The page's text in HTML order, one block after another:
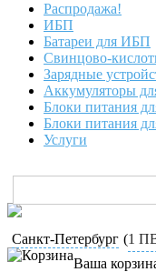
Распродажа!
ИБП
Батареи для ИБП
Свинцово-
Зарядные
Аккумуляторы
Блоки питания
Блоки питания
Услуги
Санкт-Петербург (1
Ваша